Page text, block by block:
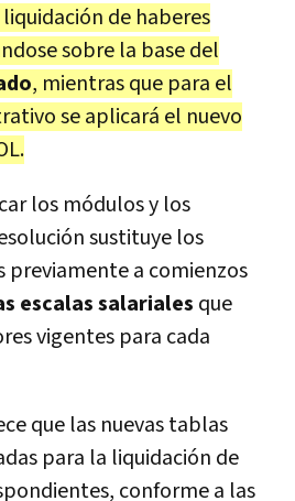
de haberes
sobre la base del
, mientras que para el
se aplicará el nuevo
los módulos y los
sustituye los
previamente a comienzos
escalas salariales que
vigentes para cada
que las nuevas tablas
para la liquidación de
conforme a las